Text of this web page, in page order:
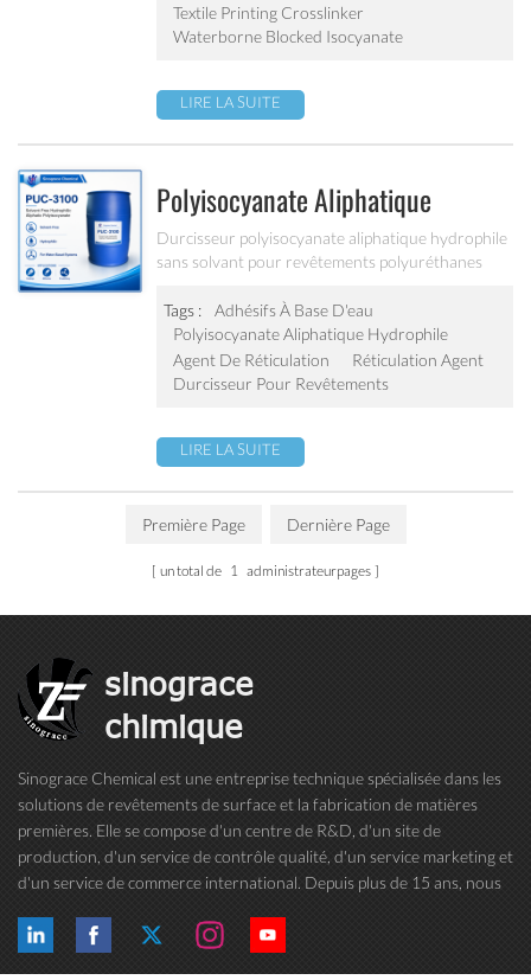
Textile Printing Crosslinker
Waterborne Blocked Isocyanate
LIRE LA SUITE
Polyisocyanate Aliphatique
Hydrophile Sans Solvant PUC-
3100
Durcisseur polyisocyanate aliphatique hydrophile
sans solvant pour revêtements polyuréthanes
adhésifs.
Tags :
Adhésifs À Base D'eau
Polyisocyanate Aliphatique Hydrophile
Agent De Réticulation
Réticulation Agent
Durcisseur Pour Revêtements
LIRE LA SUITE
Première Page Dernière Page
un total de 1 administrateurpages
sinograce
chimique
Sinograce Chemical est une entreprise technique spécialisée dans les
solutions de revêtements de surface et la fabrication de matières
premières. Elle se compose d'un centre de R&D, d'un site de
production, d'un service de contrôle qualité, d'un service marketing et
d'un service de commerce international. Depuis plus de 15 ans, nous